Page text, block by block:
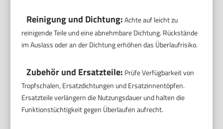
Reinigung und Dichtung:Achte auf leicht zu
reinigende Teile und eine abnehmbare Dichtung. Rückstände
im Auslass oder an der Dichtung erhöhen das Überlaufrisiko.
Zubehör und Ersatzteile: Prüfe Verfügbarkeit von
Tropfschalen, Ersatzdichtungen und Ersatzinnentöpfen.
Ersatzteile verlängern die Nutzungsdauer und halten die
Funktionstüchtigkeit gegen Überlaufen aufrecht.